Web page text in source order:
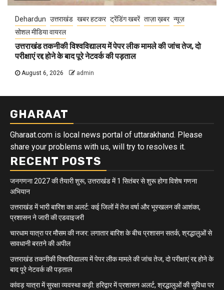
Dehardun उत्तराखंड खबर हटकर ट्रेंडिंग खबरें ताज़ा ख़बर न्यूज़
सोशल मीडिया वायरल
उत्तराखंड तकनीकी विश्वविद्यालय में पेपर लीक मामले की जांच तेज, दो
परीक्षाएं रद्द होने के बाद पूरे नेटवर्क की पड़ताल
August 6, 2026 admin
GHARAAT
Gharaat.com is local news portal of uttarakhand. Please
share your problems with us, will try to resolves it.
RECENT POSTS
जनगणना 2027 की तैयारी शुरू, उत्तराखंड में 1 सितंबर से शुरू होगा विशेष गणना
अभियान
उत्तराखंड में भारी बारिश का अलर्ट: कई जिलों में तेज वर्षा और भूस्खलन की आशंका,
प्रशासन ने जारी की एडवाइजरी
चारधाम यात्रा पर मौसम की नजर: लगातार बारिश के बीच प्रशासन सतर्क, श्रद्धालुओं से
सावधानी बरतने की अपील
उत्तराखंड तकनीकी विश्वविद्यालय में पेपर लीक मामले की जांच तेज, दो परीक्षाएं रद्द होने के
बाद पूरे नेटवर्क की पड़ताल
कांवड़ यात्रा में सुरक्षा व्यवस्था कड़ी: हरिद्वार में प्रशासन अलर्ट, श्रद्धालुओं की सुविधा पर